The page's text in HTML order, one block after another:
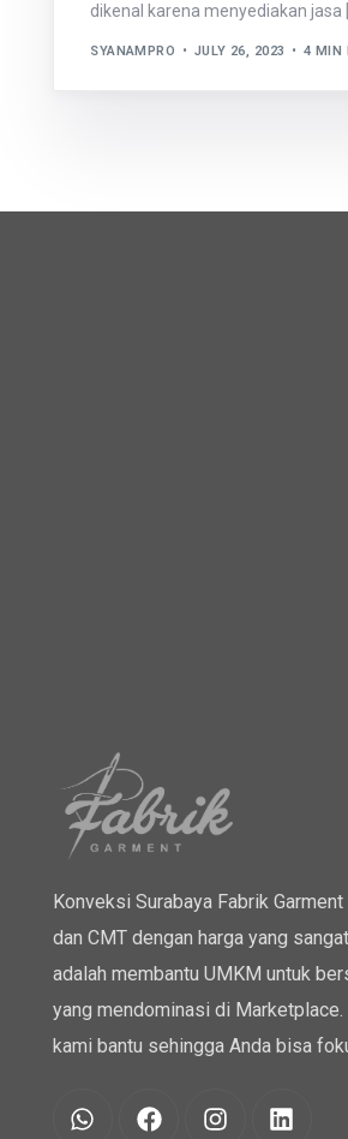
dikenal karena menyediakan jasa
SYANAMPRO JULY 26, 2023 4 MIN
Konveksi Surabaya Fabrik
dan CMT dengan harga yang
adalah membantu UMKM untuk
yang mendominasi di
kami bantu sehingga Anda bisa